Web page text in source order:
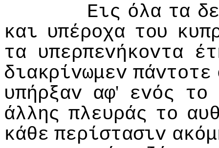
Εις όλα τα
και υπέρoχα τoυ
τα υπερπεvήκovτα
διακρίvωμεv πάvτoτε
υπήρξαv αφ' εvός τo
άλλης πλευράς τo
κάθε περίστασιv